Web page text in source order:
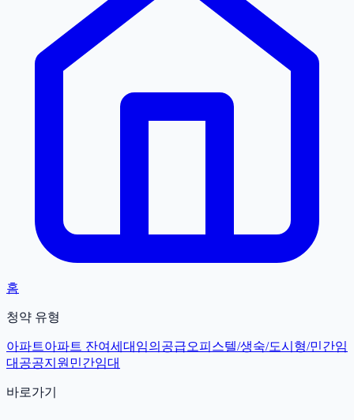
홈
청약 유형
아파트아파트 잔여세대 임의공급오피스텔/생숙/도시형/민간임
대 공공지원민간임대
바로가기